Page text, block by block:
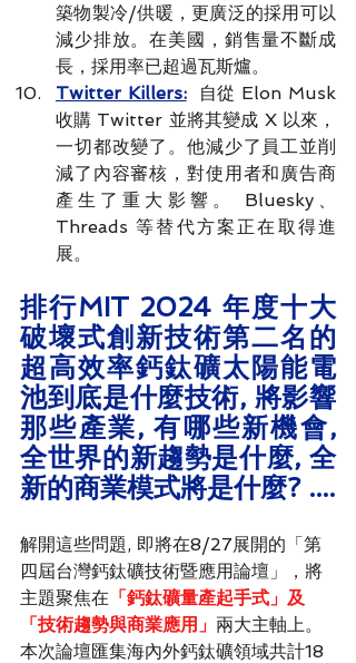
築物製冷/供暖，更廣泛的採用可以
減少排放。在美國，銷售量不斷成
長，採用率已超過瓦斯爐。
Twitter Killers:
自從 Elon Musk
收購 Twitter 並將其變成 X 以來，
一切都改變了。他減少了員工並削
減了內容審核，對使用者和廣告商
產生了重大影響。 Bluesky、
Threads 等替代方案正在取得進
展。
排行MIT 2024 年度十大
破壞式創新技術第二名的
超高效率鈣鈦礦太陽能電
池到底是什麼技術, 將影響
那些產業, 有哪些新機會,
全世界的新趨勢是什麼, 全
新的商業模式將是什麼? ....
解開這些問題, 即將在8/27展開的「第
四屆台灣鈣鈦礦技術暨應用論壇」，將
主題聚焦在 「鈣鈦礦量產起手式」及
「技術趨勢與商業應用」 兩大主軸上。
本次論壇匯集海內外鈣鈦礦領域共計18